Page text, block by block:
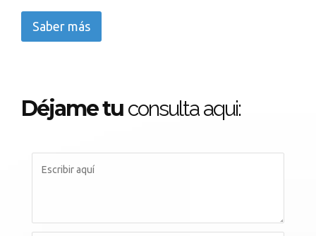
Saber más
Déjame tu consulta aqui: